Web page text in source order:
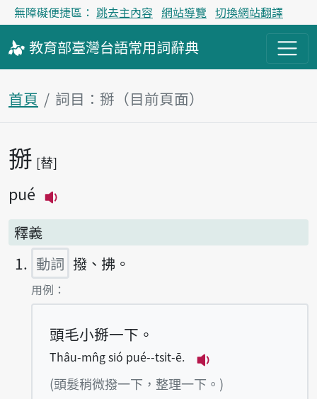
無障礙便捷區： 跳去主內容 網站導覽 切換網站翻譯
教育部臺灣台語常用詞辭典
首頁 詞目：掰（目前頁面）
主內容區塊
掰 替
pué
釋義
動詞 撥、拂。
第1項釋義的
用例：
頭毛小掰一下。
Thâu-mn̂g sió pué--tsi̍t-ē.
播放例句Thâu-
(頭髮稍微撥一下，整理一下。)